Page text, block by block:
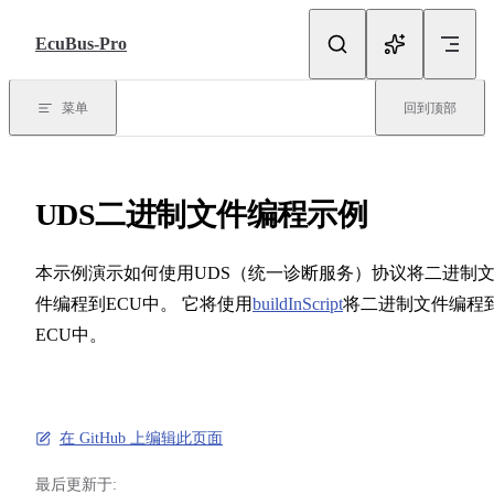
EcuBus-Pro
菜单 回到顶部
UDS二进制文件编程示例
本示例演示如何使用UDS（统一诊断服务）协议将二进制文
件编程到ECU中。 它将使用buildInScript将二进制文件编程
ECU中。
在 GitHub 上编辑此页面
最后更新于: